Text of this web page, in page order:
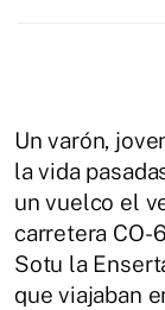
Un varón,
la vida
un vuelco el
carretera CO-
Sotu la
que viajaban